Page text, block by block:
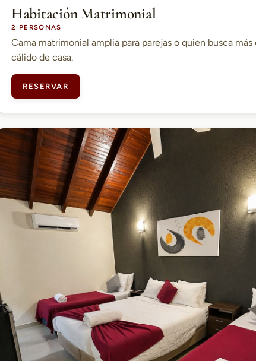
Habitación Matrimonial
2 PERSONAS
Cama matrimonial amplia para parejas o quien busca
cálido de casa.
RESERVAR